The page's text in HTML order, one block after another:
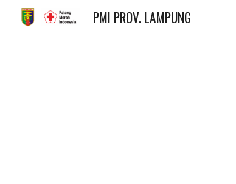
PMI PROV. LAMPUNG